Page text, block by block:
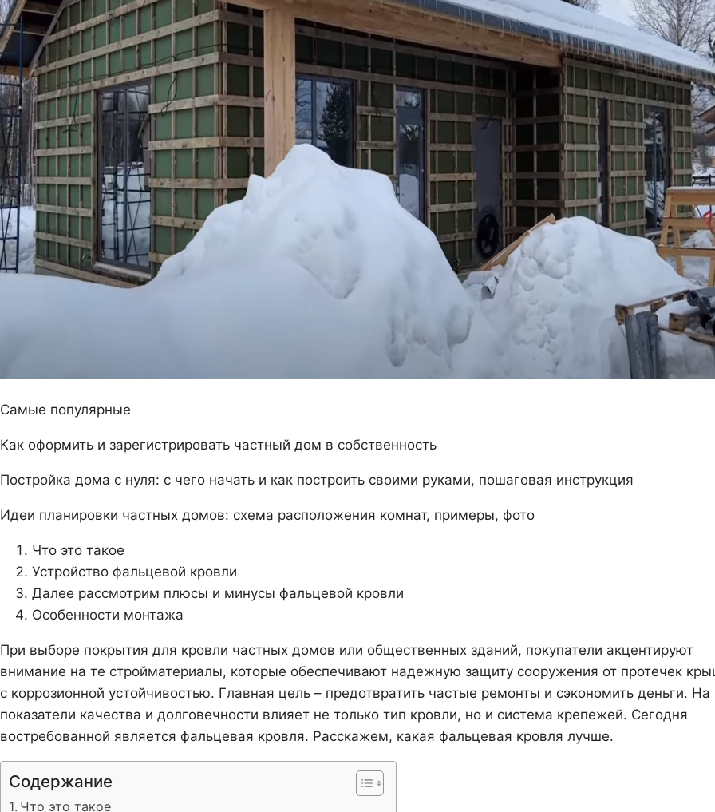
Самые популярные
Как оформить и зарегистрировать частный дом в собственность
Постройка дома с нуля: с чего начать и как построить своими руками, пошаговая инструкция
Идеи планировки частных домов: схема расположения комнат, примеры, фото
Что это такое
Устройство фальцевой кровли
Далее рассмотрим плюсы и минусы фальцевой кровли
Особенности монтажа
При выборе покрытия для кровли частных домов или общественных зданий, покупатели акцентируют
внимание на те стройматериалы, которые обеспечивают надежную защиту сооружения от протечек
с коррозионной устойчивостью. Главная цель – предотвратить частые ремонты и сэкономить деньги. На
показатели качества и долговечности влияет не только тип кровли, но и система крепежей. Сегодня
востребованной является фальцевая кровля. Расскажем, какая фальцевая кровля лучше.
Содержание
Что это такое